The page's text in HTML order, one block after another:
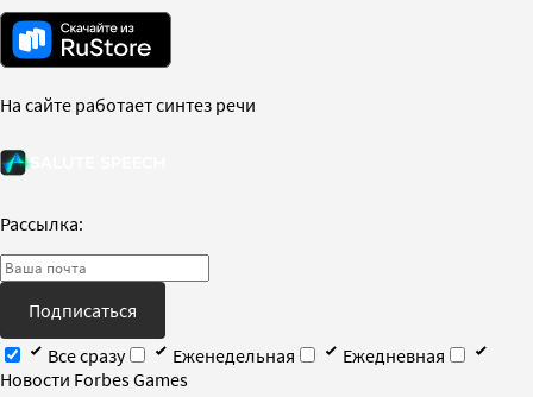
На сайте работает синтез речи
Рассылка:
Подписаться
Все сразу
Еженедельная
Ежедневная
Новости Forbes Games